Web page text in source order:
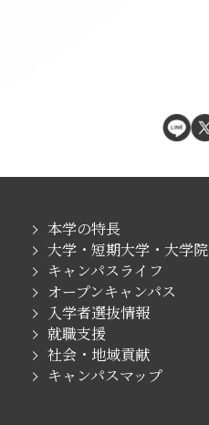
本学の特長
大学・短期大学・大学院
キャンパスライフ
オープンキャンパス
入学者選抜情報
就職支援
社会・地域貢献
キャンパスマップ